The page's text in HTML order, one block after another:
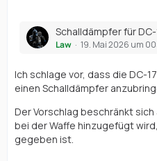
Schalldämpfer für
Law 19. Mai 2026 um
Ich schlage vor, dass die DC-
einen Schalldämpfer
Der Vorschlag beschränkt
bei der Waffe hinzugefügt
gegeben ist.